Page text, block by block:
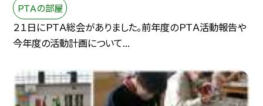
ＰＴＡの部屋
２１日にＰＴＡ総会がありました。前年度のＰＴＡ活動報告や
今年度の活動計画について...